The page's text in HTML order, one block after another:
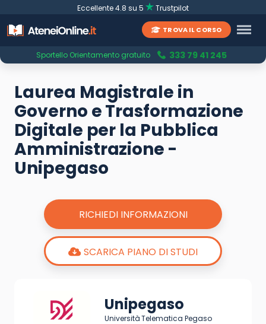
Eccellente 4.8 su 5 Trustpilot
TROVA IL CORSO
Sportello Orientamento gratuito 333 79 41 245
Laurea Magistrale in
Governo e Trasformazione
Digitale per la Pubblica
Amministrazione -
Unipegaso
RICHIEDI INFORMAZIONI
SCARICA PIANO DI STUDI
Unipegaso
Università Telematica Pegaso